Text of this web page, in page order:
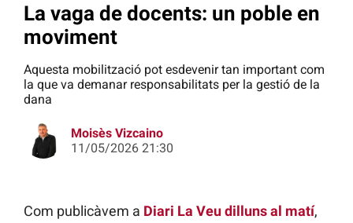
La vaga de docents: un poble en
moviment
Aquesta mobilització pot esdevenir tan important com
la que va demanar responsabilitats per la gestió de la
dana
Moisès Vizcaino
11/05/2026 21:30
Com publicàvem a Diari La Veu dilluns al matí,